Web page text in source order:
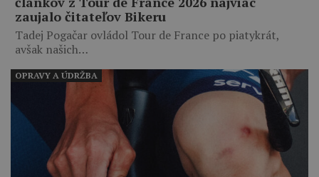
zaujalo čitateľov Bikeru
Tadej Pogačar ovládol Tour de France po piatykrát,
avšak našich…
OPRAVY A ÚDRŽBA